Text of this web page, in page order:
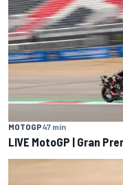
MOTOGP47 min
LIVE MotoGP | Gran